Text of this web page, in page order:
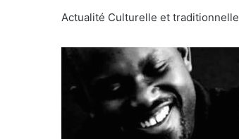
Actualité Culturelle et traditionnelle